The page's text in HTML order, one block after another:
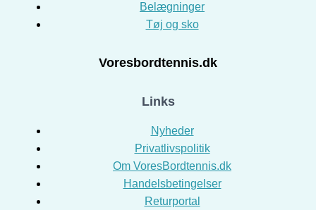
Belægninger
Tøj og sko
Voresbordtennis.dk
Links
Nyheder
Privatlivspolitik
Om VoresBordtennis.dk
Handelsbetingelser
Returportal